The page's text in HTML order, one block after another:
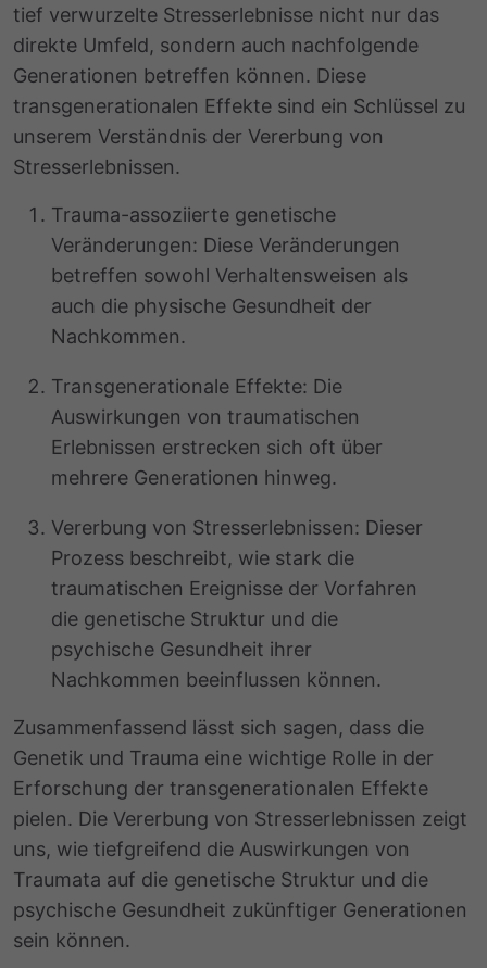
tief verwurzelte Stresserlebnisse nicht nur das
direkte Umfeld, sondern auch nachfolgende
Generationen betreffen können. Diese
transgenerationalen Effekte sind ein Schlüssel zu
unserem Verständnis der Vererbung von
Stresserlebnissen.
Trauma-assoziierte genetische
Veränderungen: Diese Veränderungen
betreffen sowohl Verhaltensweisen als
auch die physische Gesundheit der
Nachkommen.
Transgenerationale Effekte: Die
Auswirkungen von traumatischen
Erlebnissen erstrecken sich oft über
mehrere Generationen hinweg.
Vererbung von Stresserlebnissen: Dieser
Prozess beschreibt, wie stark die
traumatischen Ereignisse der Vorfahren
die genetische Struktur und die
psychische Gesundheit ihrer
Nachkommen beeinflussen können.
Zusammenfassend lässt sich sagen, dass die
Genetik und Trauma eine wichtige Rolle in der
Erforschung der transgenerationalen Effekte
pielen. Die Vererbung von Stresserlebnissen zeigt
uns, wie tiefgreifend die Auswirkungen von
Traumata auf die genetische Struktur und die
psychische Gesundheit zukünftiger Generationen
sein können.